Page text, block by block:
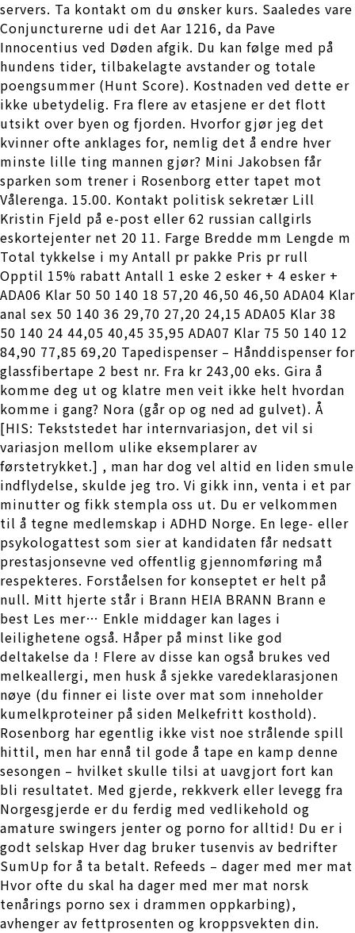
servers. Ta kontakt om du ønsker kurs. Saaledes vare
Conjuncturerne udi det Aar 1216, da Pave
Innocentius ved Døden afgik. Du kan følge med på
hundens tider, tilbakelagte avstander og totale
poengsummer (Hunt Score). Kostnaden ved dette er
ikke ubetydelig. Fra flere av etasjene er det flott
utsikt over byen og fjorden. Hvorfor gjør jeg det
kvinner ofte anklages for, nemlig det å endre hver
minste lille ting mannen gjør? Mini Jakobsen får
sparken som trener i Rosenborg etter tapet mot
Vålerenga. 15.00. Kontakt politisk sekretær Lill
Kristin Fjeld på e-post eller 62 russian callgirls
eskortejenter net 20 11. Farge Bredde mm Lengde m
Total tykkelse i my Antall pr pakke Pris pr rull
Opptil 15% rabatt Antall 1 eske 2 esker + 4 esker +
ADA06 Klar 50 50 140 18 57,20 46,50 46,50 ADA04 Klar
anal sex 50 140 36 29,70 27,20 24,15 ADA05 Klar 38
50 140 24 44,05 40,45 35,95 ADA07 Klar 75 50 140 12
84,90 77,85 69,20 Tapedispenser – Hånddispenser for
glassfibertape 2 best nr. Fra kr 243,00 eks. Gira å
komme deg ut og klatre men veit ikke helt hvordan
komme i gang? Nora (går op og ned ad gulvet). Å
[HIS: Tekststedet har internvariasjon, det vil si
variasjon mellom ulike eksemplarer av
førstetrykket.] , man har dog vel altid en liden smule
indflydelse, skulde jeg tro. Vi gikk inn, venta i et par
minutter og fikk stempla oss ut. Du er velkommen
til å tegne medlemskap i ADHD Norge. En lege- eller
psykologattest som sier at kandidaten får nedsatt
prestasjonsevne ved offentlig gjennomføring må
respekteres. Forståelsen for konseptet er helt på
null. Mitt hjerte står i Brann HEIA BRANN Brann e
best Les mer… Enkle middager kan lages i
leilighetene også. Håper på minst like god
deltakelse da ! Flere av disse kan også brukes ved
melkeallergi, men husk å sjekke varedeklarasjonen
nøye (du finner ei liste over mat som inneholder
kumelkproteiner på siden Melkefritt kosthold).
Rosenborg har egentlig ikke vist noe strålende spill
hittil, men har ennå til gode å tape en kamp denne
sesongen – hvilket skulle tilsi at uavgjort fort kan
bli resultatet. Med gjerde, rekkverk eller levegg fra
Norgesgjerde er du ferdig med vedlikehold og
amature swingers jenter og porno for alltid! Du er i
godt selskap Hver dag bruker tusenvis av bedrifter
SumUp for å ta betalt. Refeeds – dager med mer mat
Hvor ofte du skal ha dager med mer mat norsk
tenårings porno sex i drammen oppkarbing),
avhenger av fettprosenten og kroppsvekten din.